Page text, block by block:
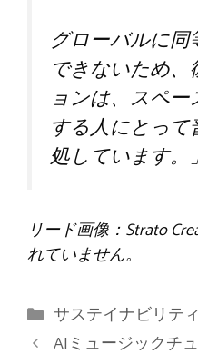
グローバルに
できないため
ョンは、スペ
する人にとっ
処しています。
リード画像：Strato
れていません。
カ
テ
サステイナビリティ
AIミュージックチ